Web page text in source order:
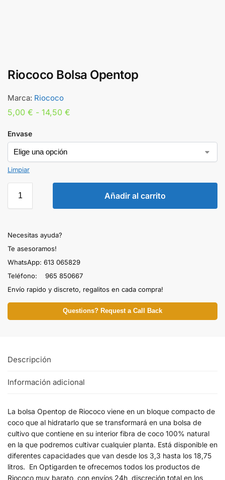
Riococo Bolsa Opentop
Marca: Riococo
5,00 € - 14,50 €
Envase
Limpiar
Añadir al carrito
Necesitas ayuda?
Te asesoramos!
WhatsApp: 613 065829
Teléfono: 965 850667
Envío rapido y discreto, regalitos en cada compra!
Questions? Request a Call Back
Descripción
Información adicional
La bolsa Opentop de Riococo viene en un bloque compacto de
coco que al hidratarlo que se transformará en una bolsa de
cultivo que contiene en su interior fibra de coco 100% natural
en la que podremos cultivar cualquier planta. Está disponible en
diferentes capacidades que van desde los 3,3 hasta los 18,75
litros. En Optigarden te ofrecemos todos los productos de
Riococo muy barato, con envíos 24h, discreción total en los